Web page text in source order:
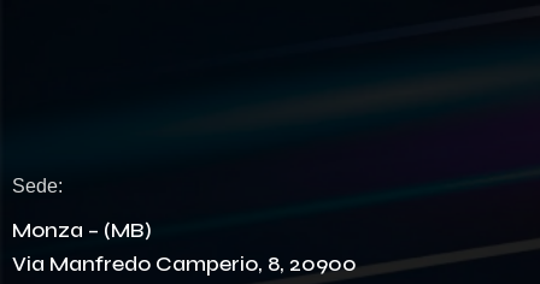
Sede:
Monza – (MB)
Via Manfredo Camperio, 8, 20900